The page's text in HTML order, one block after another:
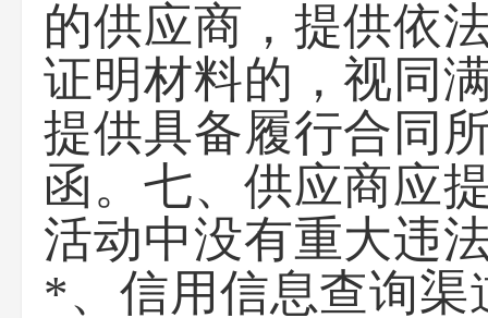
的供应商，提供依
证明材料的，视同
提供具备履行合同
函。七、供应商应
活动中没有重大违
*、信用信息查询